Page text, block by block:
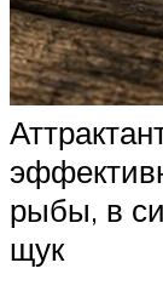
рыбы, в
щук